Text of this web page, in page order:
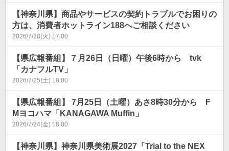
【神奈川県】商品やサービスの契約トラブルでお困りの
方は、消費者ホットライン188へご相談ください
2026/7/28(火) 17:00
【県広報番組】７月26日（日曜）午後6時から tvk
「カナフルTV」
2026/7/25(土) 18:00
【県広報番組】 7月25日（土曜）あさ8時30分から F
Mヨコハマ「KANAGAWA Muffin」
2026/7/24(金) 18:00
【神奈川県】神奈川県美術展2027「Trial to the NEX